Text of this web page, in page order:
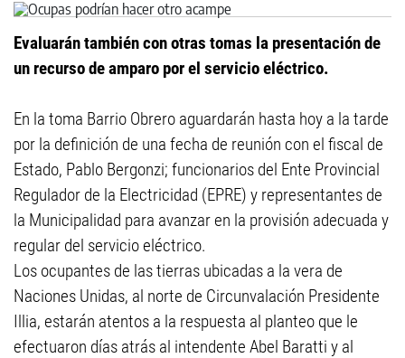
Evaluarán también con otras tomas la presentación de
un recurso de amparo por el servicio eléctrico.
En la toma Barrio Obrero aguardarán hasta hoy a la tarde
por la definición de una fecha de reunión con el fiscal de
Estado, Pablo Bergonzi; funcionarios del Ente Provincial
Regulador de la Electricidad (EPRE) y representantes de
la Municipalidad para avanzar en la provisión adecuada y
regular del servicio eléctrico.
Los ocupantes de las tierras ubicadas a la vera de
Naciones Unidas, al norte de Circunvalación Presidente
Illia, estarán atentos a la respuesta al planteo que le
efectuaron días atrás al intendente Abel Baratti y al